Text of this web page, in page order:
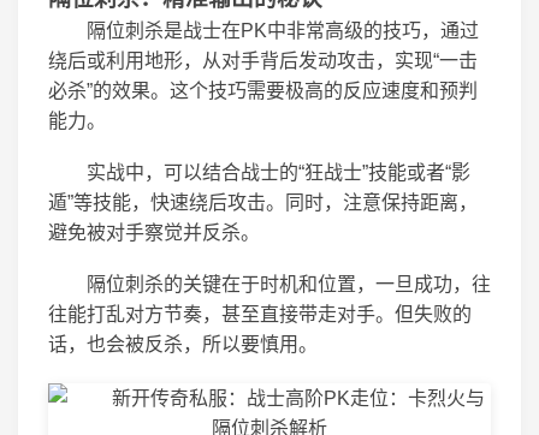
隔位刺杀是战士在PK中非常高级的技巧，通过
绕后或利用地形，从对手背后发动攻击，实现“一击
必杀”的效果。这个技巧需要极高的反应速度和预判
能力。
实战中，可以结合战士的“狂战士”技能或者“影
遁”等技能，快速绕后攻击。同时，注意保持距离，
避免被对手察觉并反杀。
隔位刺杀的关键在于时机和位置，一旦成功，往
往能打乱对方节奏，甚至直接带走对手。但失败的
话，也会被反杀，所以要慎用。